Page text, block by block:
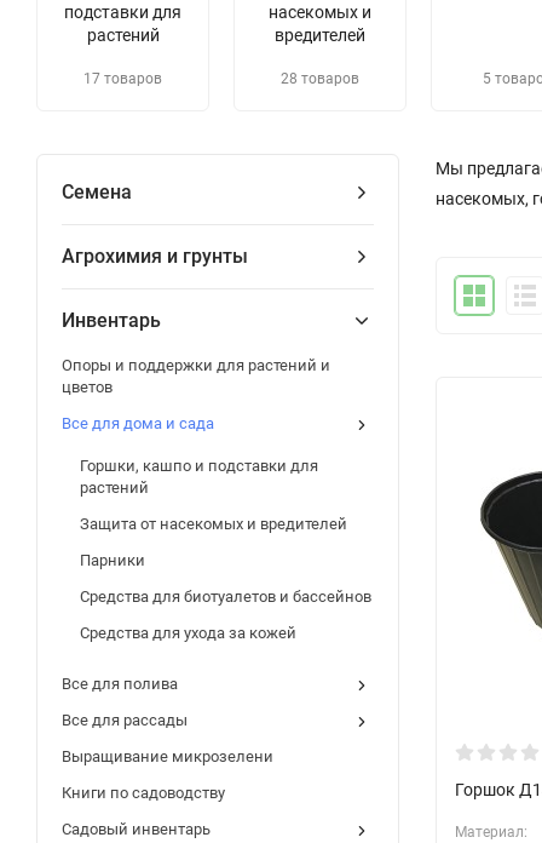
подставки для
растений
17 товаров
насекомых и
вредителей
28 товаров 5
Семена
Агрохимия и грунты
Инвентарь
Опоры и поддержки для растений и
цветов
Все для дома и сада
Горшки, кашпо и подставки для
растений
Защита от насекомых и вредителей
Парники
Средства для биотуалетов и бассейнов
Средства для ухода за кожей
Все для полива
Все для рассады
Выращивание микрозелени
Книги по садоводству
Садовый инвентарь
Мы
насекомых,
Горшок
Материал: